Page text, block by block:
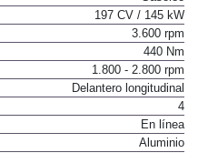
197 CV / 145 kW
3.600 rpm
440 Nm
1.800 - 2.800 rpm
Delantero longitudinal
4
En línea
Aluminio